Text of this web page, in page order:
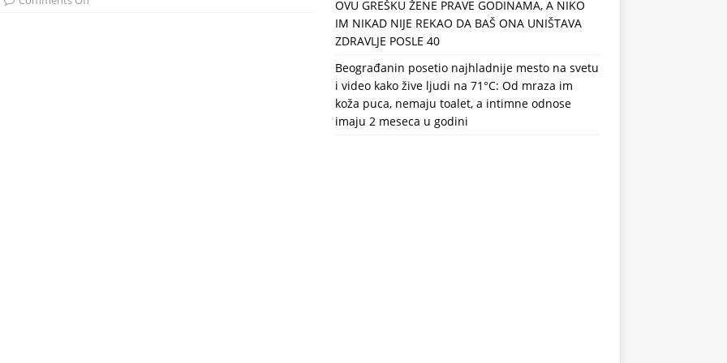
OVU GREŠKU ŽENE PRAVE GODINAMA, A NIKO
IM NIKAD NIJE REKAO DA BAŠ ONA UNIŠTAVA
ZDRAVLJE POSLE 40
Beograđanin posetio najhladnije mesto na svetu
i video kako žive ljudi na 71°C: Od mraza im
koža puca, nemaju toalet, a intimne odnose
imaju 2 meseca u godini